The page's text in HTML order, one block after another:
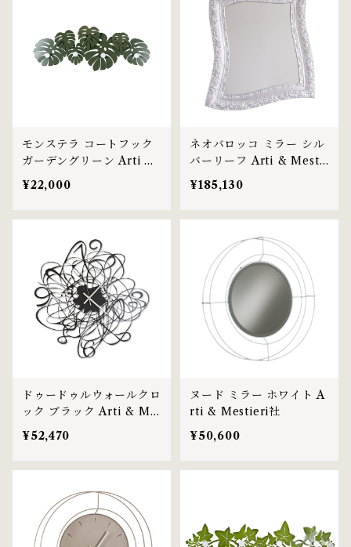
モンステラ コートフック
ガーデングリーン Arti &
Mestieri社
¥22,000
ネオバロッコ ミラー シル
バーリーフ Arti & Mesti
eri社
¥185,130
ドゥードゥルウォールクロ
ック ブラック Arti & Me
stieri社
¥52,470
ヌード ミラー ホワイト A
rti & Mestieri社
¥50,600